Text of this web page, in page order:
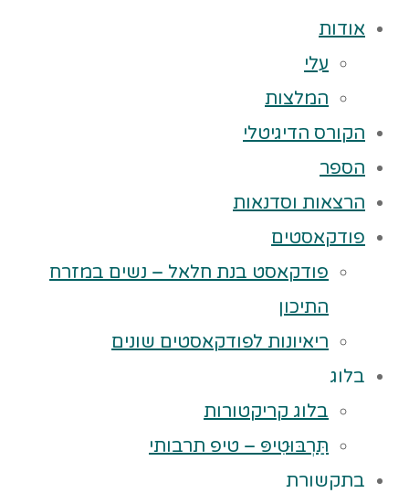
אודות
עלי
המלצות
הקורס הדיגיטלי
הספר
הרצאות וסדנאות
פודקאסטים
פודקאסט בנת חלאל – נשים במזרח
התיכון
ריאיונות לפודקאסטים שונים
בלוג
בלוג קריקטורות
תַּרְבּוּטִיפּ – טיפ תרבותי
בתקשורת